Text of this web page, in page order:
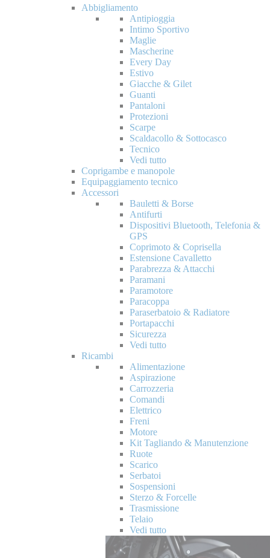
Abbigliamento
Antipioggia
Intimo Sportivo
Maglie
Mascherine
Every Day
Estivo
Giacche & Gilet
Guanti
Pantaloni
Protezioni
Scarpe
Scaldacollo & Sottocasco
Tecnico
Vedi tutto
Coprigambe e manopole
Equipaggiamento tecnico
Accessori
Bauletti & Borse
Antifurti
Dispositivi Bluetooth, Telefonia &
GPS
Coprimoto & Coprisella
Estensione Cavalletto
Parabrezza & Attacchi
Paramani
Paramotore
Paracoppa
Paraserbatoio & Radiatore
Portapacchi
Sicurezza
Vedi tutto
Ricambi
Alimentazione
Aspirazione
Carrozzeria
Comandi
Elettrico
Freni
Motore
Kit Tagliando & Manutenzione
Ruote
Scarico
Serbatoi
Sospensioni
Sterzo & Forcelle
Trasmissione
Telaio
Vedi tutto